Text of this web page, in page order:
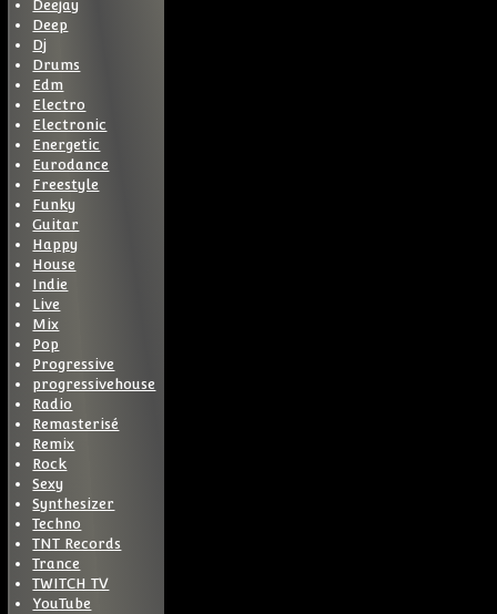
Deejay
Deep
Dj
Drums
Edm
Electro
Electronic
Energetic
Eurodance
Freestyle
Funky
Guitar
Happy
House
Indie
Live
Mix
Pop
Progressive
progressivehouse
Radio
Remasterisé
Remix
Rock
Sexy
Synthesizer
Techno
TNT Records
Trance
TWITCH TV
YouTube